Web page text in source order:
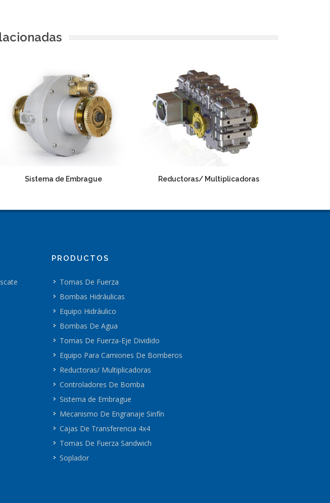
Sistema de Embrague Reductoras/ Multiplicadoras
PRODUCTOS
Tomas De Fuerza
Bombas Hidráulicas
Equipo Hidráulico
Bombas De Agua
Tomas De Fuerza-Eje Dividido
Equipo Para Camiones De Bomberos
Reductoras/ Multiplicadoras
Controladores De Bomba
Sistema de Embrague
Mecanismo De Engranaje Sinfín
Cajas De Transferencia 4x4
Tomas De Fuerza Sandwich
Soplador